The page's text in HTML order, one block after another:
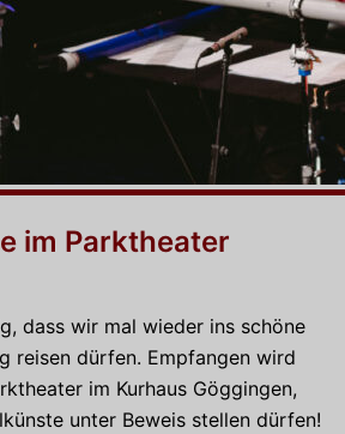
im Parktheater
dass wir mal wieder ins schöne
reisen dürfen. Empfangen wird
im Kurhaus Göggingen,
unter Beweis stellen dürfen!